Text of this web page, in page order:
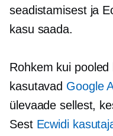
seadistamisest ja
kasu saada.
Rohkem kui
kasutavad Google
ülevaade sellest,
Sest Ecwidi